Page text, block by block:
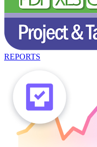
REPORTS